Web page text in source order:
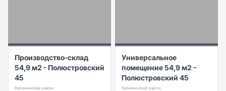
Производство-склад
54,9 м2 - Полюстровский
45
Калининский район
Универсальное
помещение 54,9 м2 -
Полюстровский 45
Калининский район